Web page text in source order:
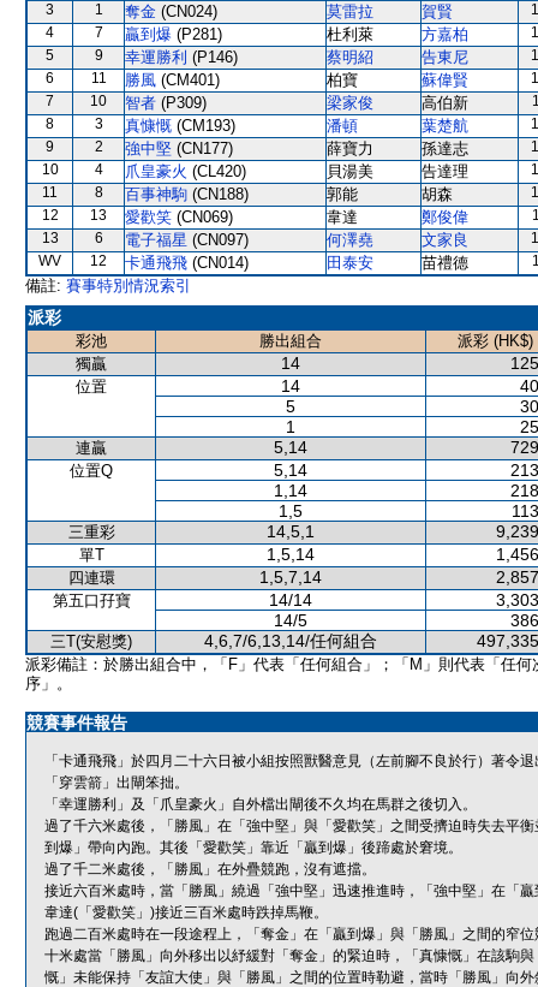
3
1 奪金 (CN024) 莫雷拉 賀賢
4
7 贏到爆 (P281) 杜利萊 方嘉柏
5
9 幸運勝利 (P146) 蔡明紹 告東尼
6
11 勝風 (CM401) 柏寶 蘇偉賢
7
10 智者 (P309) 梁家俊 高伯新
8
3 真慷慨 (CM193) 潘頓 葉楚航
9
2 強中堅 (CN177) 薛寶力 孫達志
10
4 爪皇豪火 (CL420) 貝湯美 告達理
11
8 百事神駒 (CN188) 郭能 胡森
12
13 愛歡笑 (CN069) 韋達 鄭俊偉
13
6 電子福星 (CN097) 何澤堯 文家良
WV
12 卡通飛飛 (CN014) 田泰安 苗禮德
備註: 賽事特別情況索引
派彩
彩池 勝出組合
派彩 (HK$)
獨贏
14
位置 14
5
1
連贏 5,14
位置Q 5,14
1,14
1,5
三重彩 14,5,1
單T 1,5,14
四連環 1,5,7,14
第五口孖寶 14/14
14/5
三T(安慰獎) 4,6,7/6,13,14/任何組合
派彩備註：於勝出組合中，「F」代表「任何組合」；「M」則代表「任何
序」。
競賽事件報告
「卡通飛飛」於四月二十六日被小組按照獸醫意見（左前腳不良於行）著令
「穿雲箭」出閘笨拙。
「幸運勝利」及「爪皇豪火」自外檔出閘後不久均在馬群之後切入。
過了千六米處後，「勝風」在「強中堅」與「愛歡笑」之間受擠迫時失去平
到爆」帶向內跑。其後「愛歡笑」靠近「贏到爆」後蹄處於窘境。
過了千二米處後，「勝風」在外疊競跑，沒有遮擋。
接近六百米處時，當「勝風」繞過「強中堅」迅速推進時，「強中堅」在「
韋達(「愛歡笑」)接近三百米處時跌掉馬鞭。
跑過二百米處時在一段途程上，「奪金」在「贏到爆」與「勝風」之間的窄
十米處當「勝風」向外移出以紓緩對「奪金」的緊迫時，「真慷慨」在該駒
慨」未能保持「友誼大使」與「勝風」之間的位置時勒避，當時「勝風」向